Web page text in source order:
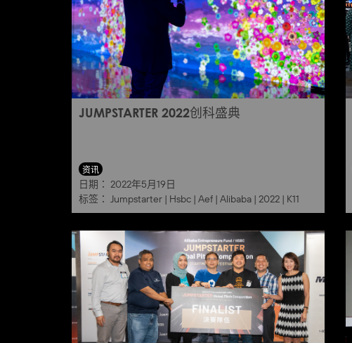
JUMPSTARTER 2022创科盛典
资讯
日期： 2022年5月19日
标签： Jumpstarter | Hsbc | Aef | Alibaba | 2022 | K11